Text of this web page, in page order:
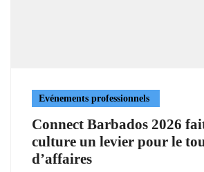
Evénements professionnels
Connect Barbados 2026
culture un levier pour le
d’affaires